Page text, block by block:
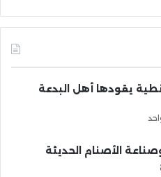
يقودها أهل البدعة
الأصنام الحديثة